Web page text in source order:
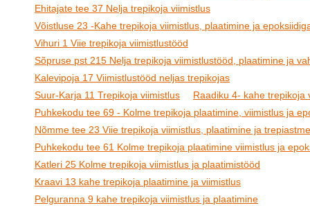
Ehitajate tee 37 Nelja trepikoja viimistlus
Võistluse 23 -Kahe trepikoja viimistlus, plaatimine ja
Vihuri 1 Viie trepikoja viimistlustööd
Sõpruse pst 215 Nelja trepikoja viimistlustööd, plaatimine ja
Kalevipoja 17 Viimistlustööd neljas trepikojas
Suur-Karja 11 Trepikoja viimistlus
Raadiku 4- kahe trepikoja
Puhkekodu tee 69 - Kolme trepikoja plaatimine, viimistlus ja
Nõmme tee 23 Viie trepikoja viimistlus, plaatimine ja
Puhkekodu tee 61 Kolme trepikoja plaatimine viimistlus ja
Katleri 25 Kolme trepikoja viimistlus ja plaatimistööd
Kraavi 13 kahe trepikoja plaatimine ja viimistlus
Pelguranna 9 kahe trepikoja viimistlus ja plaatimine